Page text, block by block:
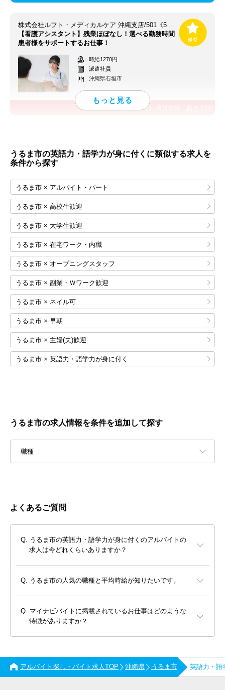
株式会社ルフト・メディカルケア 沖縄支店/501《501★CJJ》
【看護アシスタント】残業ほぼなし！選べる勤務時間
患者様をサポートするお仕事！
時給1270円
派遣社員
沖縄県石垣市
応募終了日：
うるま市の英語力・語学力が身に付くに類似する求人を
条件から探す
うるま市 × アルバイト・パート
うるま市 × 高校生歓迎
うるま市 × 大学生歓迎
うるま市 × 在宅ワーク・内職
うるま市 × オープニングスタッフ
うるま市 × 副業・Ｗワーク歓迎
うるま市 × ネイル可
うるま市 × 早朝
うるま市 × 主婦(夫)歓迎
うるま市 × 英語力・語学力が身に付く
うるま市の求人情報を条件を追加して探す
職種
よくあるご質問
うるま市の英語力・語学力が身に付くのアルバイトの
求人は今どれくらいありますか？
うるま市の人気の職種と平均時給が知りたいです。
マイナビバイトに掲載されているお仕事はどのような
特徴がありますか？
アルバイト探し・バイト求人TOP 沖縄県 うるま市 英語力・語